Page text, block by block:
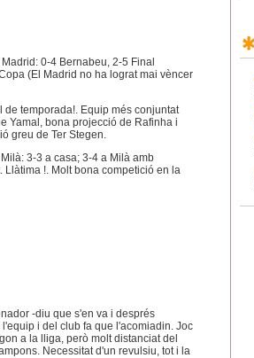
0-4 Bernabeu, 2-5 Final
(El Madrid no ha lograt mai vèncer
de temporada!. Equip més conjuntat
Yamal, bona projecció de Rafinha i
greu de Ter Stegen.
3-3 a casa; 3-4 a Milà amb
!. Molt bona competició en la
-diu que s'en va i després
i del club fa que l'acomiadin. Joc
a la lliga, però molt distanciat del
Necessitat d'un revulsiu, tot i la